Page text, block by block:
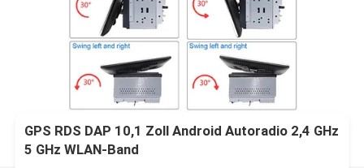
GPS RDS DAP 10,1 Zoll Android Autoradio 2,4 GHz
5 GHz WLAN-Band